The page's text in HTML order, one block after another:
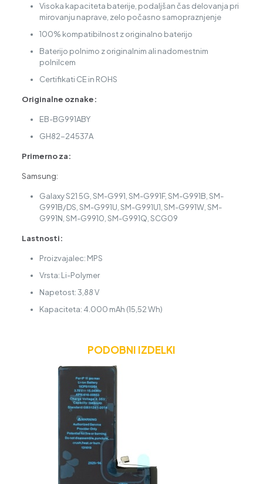
Visoka kapaciteta baterije, podaljšan čas delovanja pri
mirovanju naprave, zelo počasno samopraznjenje
100% kompatibilnost z originalno baterijo
Baterijo polnimo z originalnim ali nadomestnim
polnilcem
Certifikati CE in ROHS
Originalne oznake:
EB-BG991ABY
GH82-24537A
Primerno za:
Samsung:
Galaxy S21 5G, SM-G991, SM-G991F, SM-G991B, SM-
G991B/DS, SM-G991U, SM-G991U1, SM-G991W, SM-
G991N, SM-G9910, SM-G991Q, SCG09
Lastnosti:
Proizvajalec: MPS
Vrsta: Li-Polymer
Napetost: 3,88 V
Kapaciteta: 4.000 mAh (15,52 Wh)
PODOBNI IZDELKI